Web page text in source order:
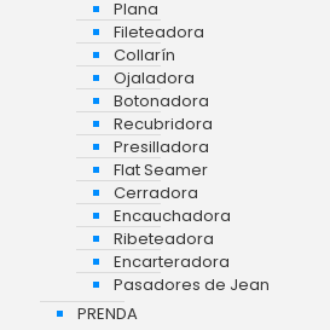
Plana
Fileteadora
Collarín
Ojaladora
Botonadora
Recubridora
Presilladora
Flat Seamer
Cerradora
Encauchadora
Ribeteadora
Encarteradora
Pasadores de Jean
PRENDA